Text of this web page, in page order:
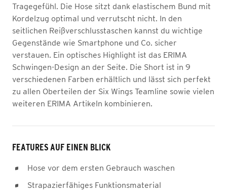
Tragegefühl. Die Hose sitzt dank elastischem Bund mit
Kordelzug optimal und verrutscht nicht. In den
seitlichen Reißverschlusstaschen kannst du wichtige
Gegenstände wie Smartphone und Co. sicher
verstauen. Ein optisches Highlight ist das ERIMA
Schwingen-Design an der Seite. Die Short ist in 9
verschiedenen Farben erhältlich und lässt sich perfekt
zu allen Oberteilen der Six Wings Teamline sowie vielen
weiteren ERIMA Artikeln kombinieren.
FEATURES AUF EINEN BLICK
Hose vor dem ersten Gebrauch waschen
Strapazierfähiges Funktionsmaterial